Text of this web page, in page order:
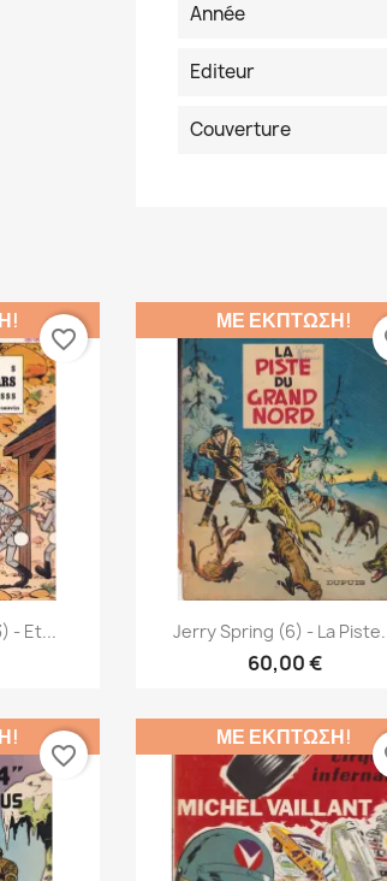
Année
Editeur
Couverture
- Et...
favorite_border
Γρήγορη προβολή
Jerry Spring (6) - La
60,00 €
ΜΕ ΈΚΠΤΩΣΗ!
favorite_border
ΜΕ ΈΚΠΤΩΣΗ!